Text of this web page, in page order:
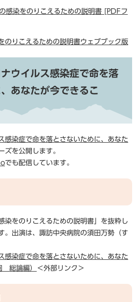
感染をのりこえるための説明書 [PDFフ
のりこえるための説明書ウェブブック版
ウイルス感染症で命を落
あなたが今できるこ
感染症で命を落とさないために、あなた
ズを公開します。
でも配信しています。
染をのりこえるための説明書」を抜粋し
。出演は、諏訪中央病院の須田万勢（す
感染症で命を落とさないために、あなた
総論編）
＜外部リンク＞